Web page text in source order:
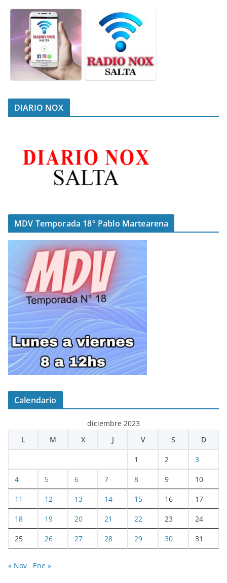
DIARIO NOX
MDV Temporada 18° Pablo Martearena
Calendario
diciembre 2023
L
M X J V S D
1 2 3
4 5 6 7 8 9 10
11 12 13 14 15 16 17
18 19 20 21 22 23 24
25 26 27 28 29 30 31
« Nov Ene »